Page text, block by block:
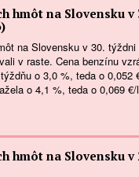
hmôt na Slovensku v
na Slovensku v 30. týždni
v raste. Cena benzínu
o 3,0 %, teda o 0,052
o 4,1 %, teda o 0,069
hmôt na Slovensku v